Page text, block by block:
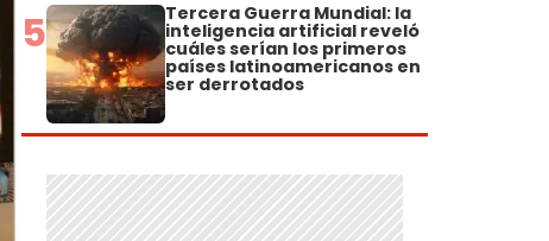
5 Tercera Guerra Mundial: la
inteligencia artificial reveló
cuáles serían los primeros
países latinoamericanos en
ser derrotados